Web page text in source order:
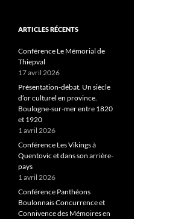
ARTICLES RÉCENTS
Conférence Le Mémorial de
Thiepval
17 avril 2026
Présentation-débat. Un siècle
d’or culturel en province.
Boulogne-sur-mer entre 1820
et 1920
1 avril 2026
Conférence Les Vikings à
Quentovic et dans son arrière-
pays
1 avril 2026
Conférence Panthéons
Boulonnais Concurrence et
Connivence des Mémoires en